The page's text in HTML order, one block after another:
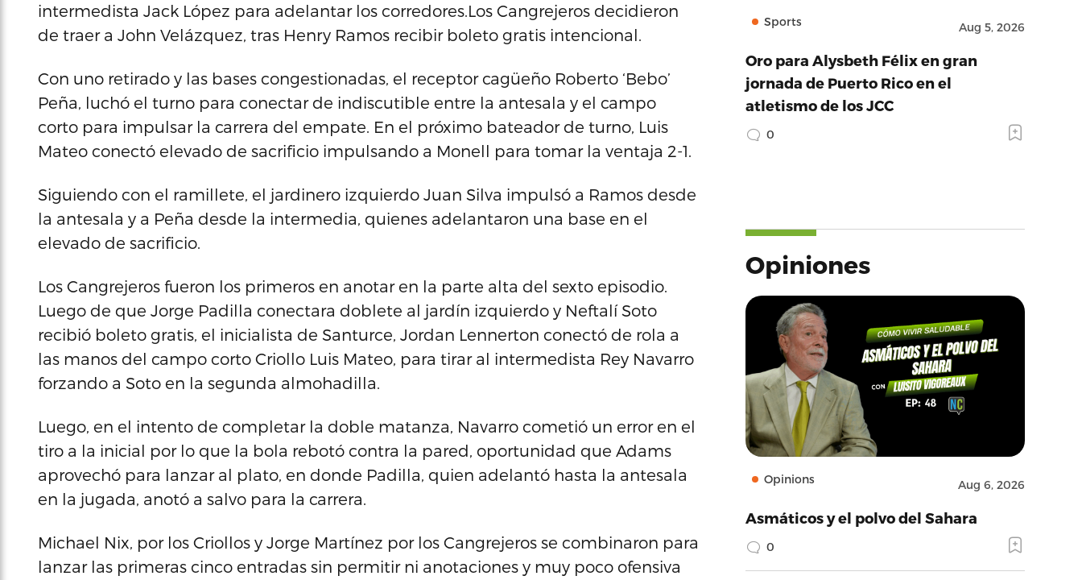
intermedista Jack López para adelantar los corredores.Los Cangrejeros decidieron
de traer a John Velázquez, tras Henry Ramos recibir boleto gratis intencional.
Con uno retirado y las bases congestionadas, el receptor cagüeño Roberto ‘Bebo’
Peña, luchó el turno para conectar de indiscutible entre la antesala y el campo
corto para impulsar la carrera del empate. En el próximo bateador de turno, Luis
Mateo conectó elevado de sacrificio impulsando a Monell para tomar la ventaja 2-1.
Siguiendo con el ramillete, el jardinero izquierdo Juan Silva impulsó a Ramos desde
la antesala y a Peña desde la intermedia, quienes adelantaron una base en el
elevado de sacrificio.
Los Cangrejeros fueron los primeros en anotar en la parte alta del sexto episodio.
Luego de que Jorge Padilla conectara doblete al jardín izquierdo y Neftalí Soto
recibió boleto gratis, el inicialista de Santurce, Jordan Lennerton conectó de rola a
las manos del campo corto Criollo Luis Mateo, para tirar al intermedista Rey Navarro
forzando a Soto en la segunda almohadilla.
Luego, en el intento de completar la doble matanza, Navarro cometió un error en el
tiro a la inicial por lo que la bola rebotó contra la pared, oportunidad que Adams
aprovechó para lanzar al plato, en donde Padilla, quien adelantó hasta la antesala
en la jugada, anotó a salvo para la carrera.
Michael Nix, por los Criollos y Jorge Martínez por los Cangrejeros se combinaron para
lanzar las primeras cinco entradas sin permitir ni anotaciones y muy poco ofensiva
Sports Aug 5, 2026
Oro para Alysbeth Félix en gran
jornada de Puerto Rico en el
atletismo de los JCC
0
Opiniones
Opinions Aug 6, 2026
Asmáticos y el polvo del Sahara
0